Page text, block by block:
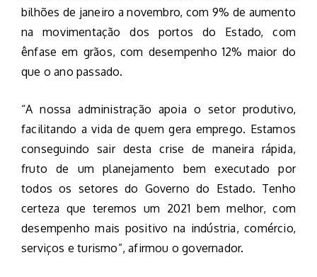
bilhões de janeiro a novembro, com 9% de aumento
na movimentação dos portos do Estado, com
ênfase em grãos, com desempenho 12% maior do
que o ano passado.
“A nossa administração apoia o setor produtivo,
facilitando a vida de quem gera emprego. Estamos
conseguindo sair desta crise de maneira rápida,
fruto de um planejamento bem executado por
todos os setores do Governo do Estado. Tenho
certeza que teremos um 2021 bem melhor, com
desempenho mais positivo na indústria, comércio,
serviços e turismo”, afirmou o governador.